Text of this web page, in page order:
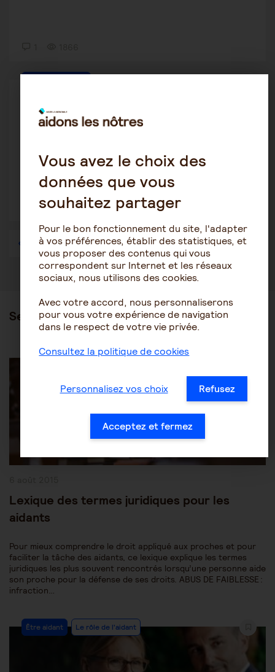
Doremie
13 janvier 2022 23:32
1678
1 … 34 35 36 37 38 39 40 … 57
Ses articles
Les mesures de protection juridique
Lexique des termes juridiques pour les
aidants
Pour mieux comprendre le droit appliqué aux proches et pour
faciliter la tâche des aidants, ce lexique explique les termes
juridiques les plus souvent rencontrés lorsqu’une personne aide
son proche pour la défense de ses droits. ABUS DE FAIBLESSE :
infraction…
Post
Category:
Être aidant Le rôle de l'aidant
Vous avez le choix des
données que vous
souhaitez partager
Pour le bon fonctionnement du site, l'adapter
à vos préférences, établir des statistiques, et
vous proposer des contenus qui vous
correspondent sur Internet et les réseaux
sociaux, nous utilisons des cookies.
Avec votre accord, nous personnaliserons
pour vous votre expérience de navigation
dans le respect de votre vie privée.
Consultez la politique de cookies
Personnalisez vos choix Refusez
Acceptez et fermez